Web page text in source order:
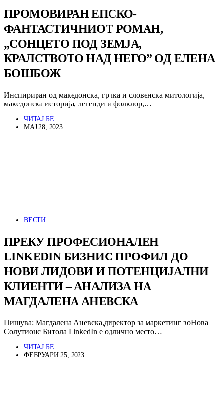
ПРОМОВИРАН ЕПСКО-
ФАНТАСТИЧНИОТ РОМАН,
„СОНЦЕТО ПОД ЗЕМЈА,
КРАЛСТВОТО НАД НЕГО” ОД ЕЛЕНА
БОШБОЖ
Инспириран од македонска, грчка и словенска митологија,
македонска историја, легенди и фолклор,…
ЧИТАЈ БЕ
МАЈ 28, 2023
ВЕСТИ
ПРЕКУ ПРОФЕСИОНАЛЕН
LINKEDIN БИЗНИС ПРОФИЛ ДО
НОВИ ЛИДОВИ И ПОТЕНЦИЈАЛНИ
КЛИЕНТИ – АНАЛИЗА НА
МАГДАЛЕНА АНЕВСКА
Пишува: Магдалена Аневска,директор за маркетинг воНова
Солутионс Битола LinkedIn е одлично место…
ЧИТАЈ БЕ
ФЕВРУАРИ 25, 2023